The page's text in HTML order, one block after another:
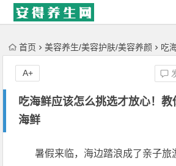
'); })();
首页 美容养生/美容护肤/美容养颜 吃海鲜
吃海鲜应该怎么挑选才放心！
海鲜
A+
暑假来临，海边踏浪成了亲子旅